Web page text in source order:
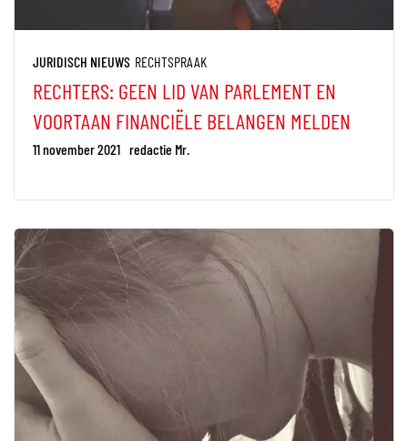
JURIDISCH NIEUWS RECHTSPRAAK
RECHTERS: GEEN LID VAN PARLEMENT EN
VOORTAAN FINANCIËLE BELANGEN MELDEN
11 november 2021 redactie Mr.